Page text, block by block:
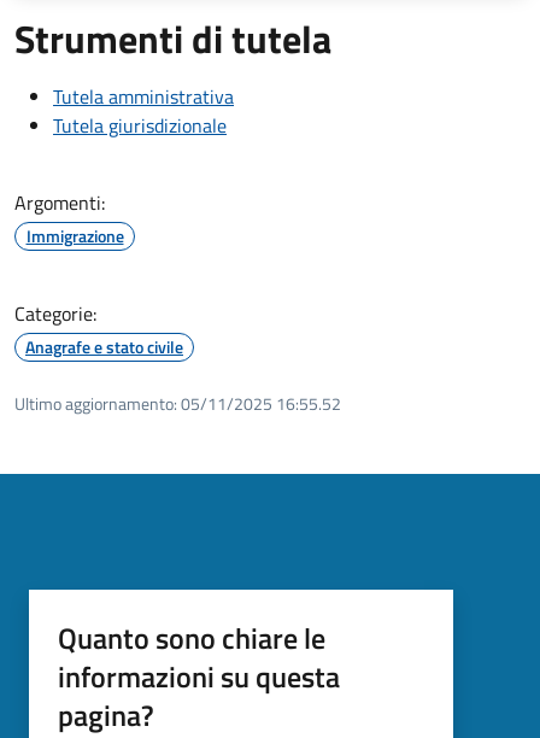
Strumenti di tutela
Tutela amministrativa
Tutela giurisdizionale
Argomenti:
Immigrazione
Categorie:
Anagrafe e stato civile
Ultimo aggiornamento:05/11/2025 16:55.52
Quanto sono chiare le
informazioni su questa
pagina?